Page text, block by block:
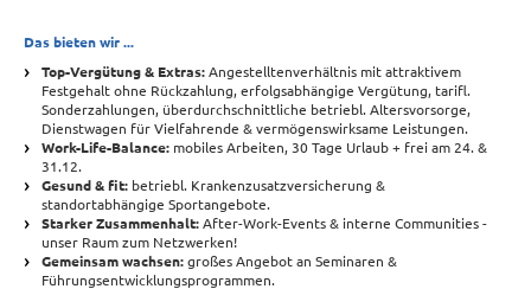
Das bieten wir ...
Top-Vergütung & Extras: Angestelltenverhältnis mit attraktivem
Festgehalt ohne Rückzahlung, erfolgsabhängige Vergütung, tarifl.
Sonderzahlungen, überdurchschnittliche betriebl. Altersvorsorge,
Dienstwagen für Vielfahrende & vermögenswirksame Leistungen.
Work-Life-Balance: mobiles Arbeiten, 30 Tage Urlaub + frei am 24. &
31.12.
Gesund & fit: betriebl. Krankenzusatzversicherung &
standortabhängige Sportangebote.
Starker Zusammenhalt: After-Work-Events & interne Communities -
unser Raum zum Netzwerken!
Gemeinsam wachsen: großes Angebot an Seminaren &
Führungsentwicklungsprogrammen.